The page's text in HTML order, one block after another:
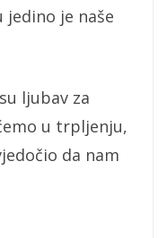
je naše
ljubav za
u trpljenju,
da nam